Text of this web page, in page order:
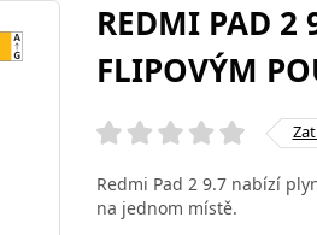
REDMI PAD 2
FLIPOVÝM
Redmi Pad 2 9.7 nabízí
na jednom místě.